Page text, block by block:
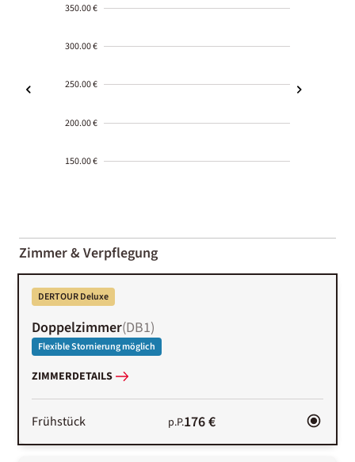
350.00 €
300.00 €
250.00 €
200.00 €
150.00 €
01-02
Zimmer & Verpflegung
DERTOUR Deluxe
Doppelzimmer(DB1)
Flexible Stornierung möglich
ZIMMERDETAILS
Frühstück p.P.176 €